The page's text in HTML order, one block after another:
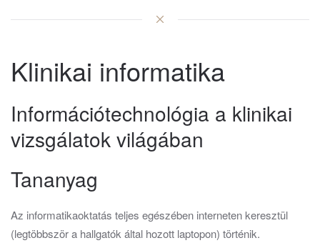
Klinikai informatika
Információtechnológia a klinikai
vizsgálatok világában
Tananyag
Az informatikaoktatás teljes egészében interneten keresztül
(legtöbbször a hallgatók által hozott laptopon) történik.